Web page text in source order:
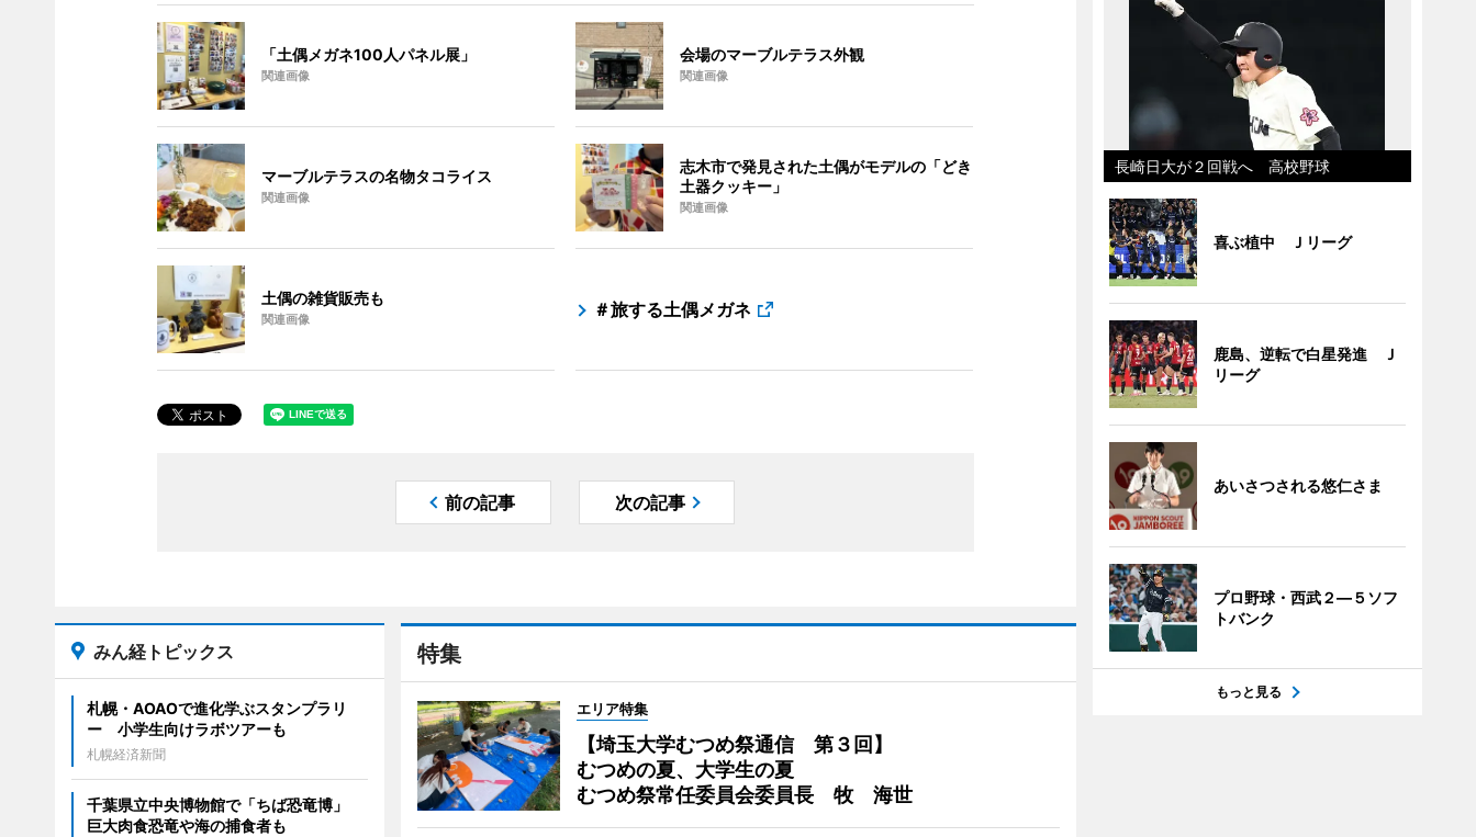
「土偶メガネ100人パネル展」
関連画像
会場のマーブルテラス外観
関連画像
マーブルテラスの名物タコライス
関連画像
志木市で発見された土偶がモデルの「どき
土器クッキー」
関連画像
土偶の雑貨販売も
関連画像 ＃旅する土偶メガネ
前の記事 次の記事
特集
エリア特集
【埼玉大学むつめ祭通信 第３回】
むつめの夏、大学生の夏
むつめ祭常任委員会委員長 牧 海世
みん経トピックス
札幌・AOAOで進化学ぶスタンプラリ
ー 小学生向けラボツアーも
札幌経済新聞
千葉県立中央博物館で「ちば恐竜博」
巨大肉食恐竜や海の捕食者も
長崎日大が２回戦へ 高校野球
喜ぶ植中 Ｊリーグ
鹿島、逆転で白星発進 Ｊ
リーグ
あいさつされる悠仁さま
プロ野球・西武２―５ソフ
トバンク
もっと見る